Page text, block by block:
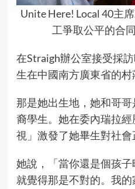
Unite Here! Local 40主
工爭取公平的合
在Straigh辦公室接受採
生在中國南方廣東省的村
那是她出生地，她和哥
裔學生。她在委內瑞拉
視」激發了她畢生對社會
她說，「當你還是個孩子
就覺得那是不對的。我